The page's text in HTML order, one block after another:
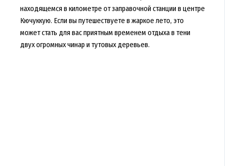
находящемся в километре от заправочной станции в центре
Кючуккую. Если вы путешествуете в жаркое лето, это
может стать для вас приятным временем отдыха в тени
двух огромных чинар и тутовых деревьев.